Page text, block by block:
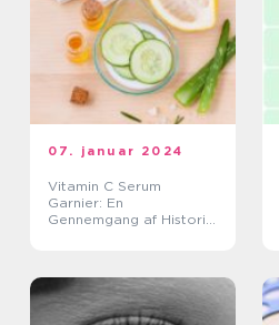
07. januar 2024
Vitamin C Serum
Garnier: En
Gennemgang af Historie